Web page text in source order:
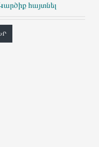
հայտնել